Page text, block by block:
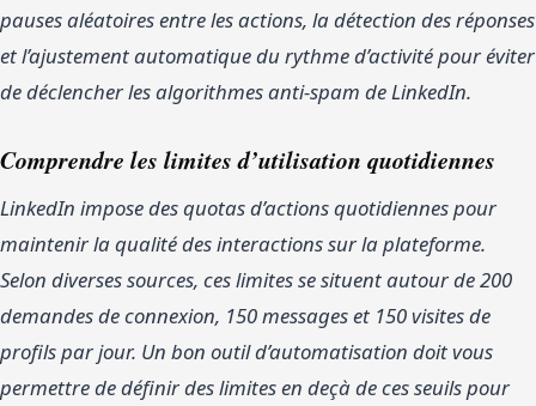
pauses aléatoires entre les actions, la détection des réponses
et l’ajustement automatique du rythme d’activité pour éviter
de déclencher les algorithmes anti-spam de LinkedIn.
Comprendre les limites d’utilisation quotidiennes
LinkedIn impose des quotas d’actions quotidiennes pour
maintenir la qualité des interactions sur la plateforme.
Selon diverses sources, ces limites se situent autour de 200
demandes de connexion, 150 messages et 150 visites de
profils par jour. Un bon outil d’automatisation doit vous
permettre de définir des limites en deçà de ces seuils pour